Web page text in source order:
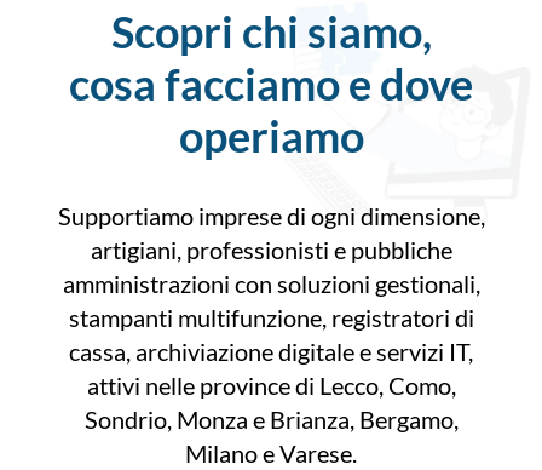
Scopri chi siamo,
cosa facciamo e dove
operiamo
Supportiamo imprese di ogni dimensione,
artigiani, professionisti e pubbliche
amministrazioni con soluzioni gestionali,
stampanti multifunzione, registratori di
cassa, archiviazione digitale e servizi IT,
attivi nelle province di Lecco, Como,
Sondrio, Monza e Brianza, Bergamo,
Milano e Varese.